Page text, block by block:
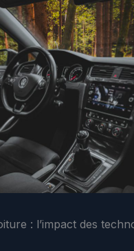
: l’impact des